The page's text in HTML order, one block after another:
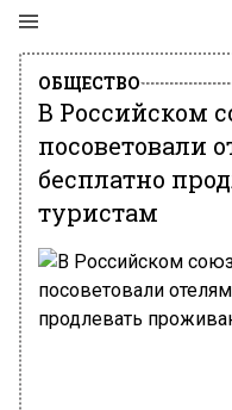
ОБЩЕСТВО
В Российском
посоветовали
бесплатно
туристам